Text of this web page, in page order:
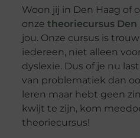
Woon jij in Den Haag of
onze theoriecursus Den
jou. Onze cursus is
iedereen, niet alleen
dyslexie. Dus of je nu
van problematiek dan
leren maar hebt geen
kwijt te zijn, kom
theoriecursus!